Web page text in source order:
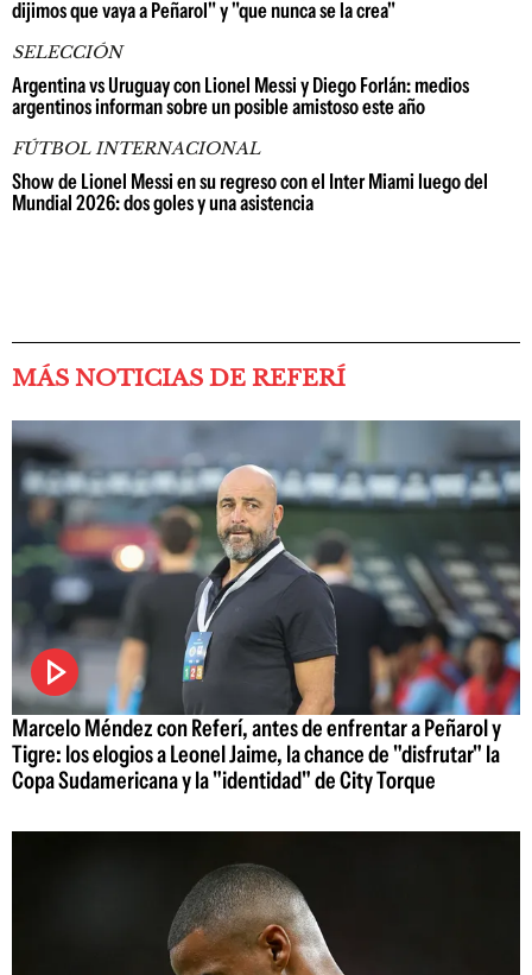
dijimos que vaya a Peñarol" y "que nunca se la crea"
SELECCIÓN
Argentina vs Uruguay con Lionel Messi y Diego Forlán: medios
argentinos informan sobre un posible amistoso este año
FÚTBOL INTERNACIONAL
Show de Lionel Messi en su regreso con el Inter Miami luego del
Mundial 2026: dos goles y una asistencia
MÁS NOTICIAS DE REFERÍ
Marcelo Méndez con Referí, antes de enfrentar a Peñarol y
Tigre: los elogios a Leonel Jaime, la chance de "disfrutar" la
Copa Sudamericana y la "identidad" de City Torque